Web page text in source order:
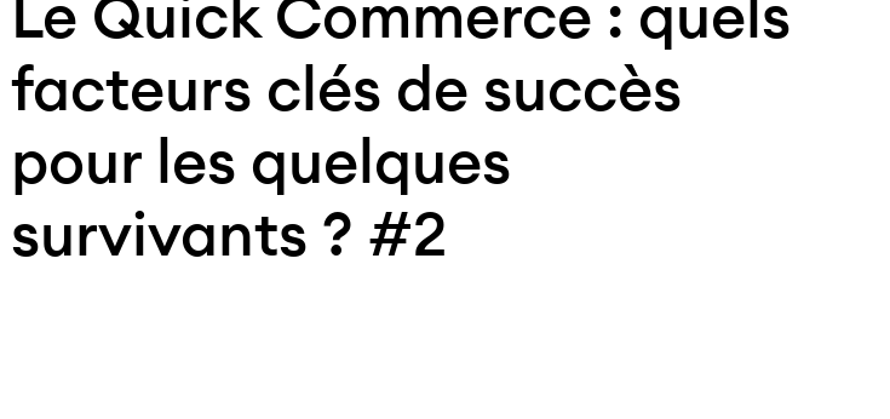
Le Quick Commerce : quels
facteurs clés de succès
pour les quelques
survivants ? #2